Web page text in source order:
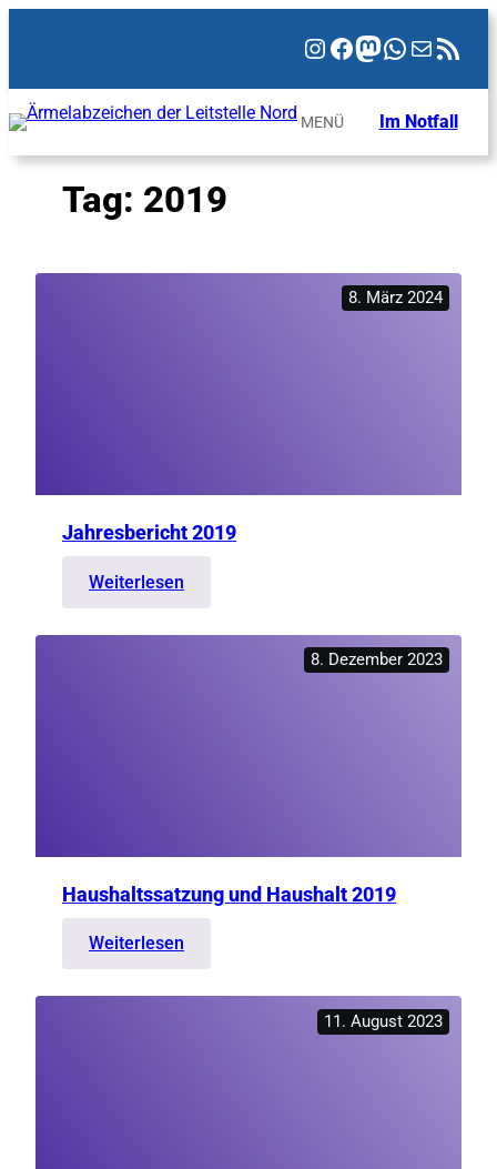
Instagram
Facebook
Mastodon
E-MailRSS-Feed
MENÜ Im Notfall
Tag: 2019
8. März 2024
Jahresbericht 2019
Weiterlesen
Jahresbericht
2019
8. Dezember 2023
Haushaltssatzung und Haushalt 2019
Weiterlesen
Haushaltssatzung
und
11. August 2023